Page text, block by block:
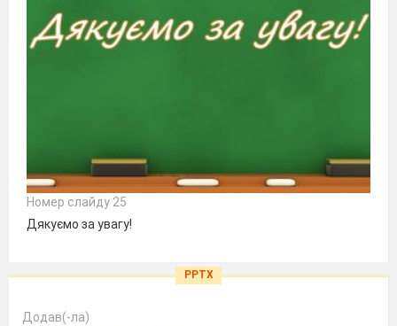
Номер слайду 25
Дякуємо за увагу!
PPTX
Додав(-ла)